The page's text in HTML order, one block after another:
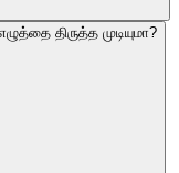
திருத்த முடியுமா?